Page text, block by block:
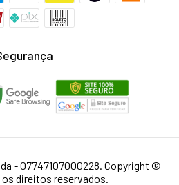
- 07747107000228. Copyright ©
os direitos reservados.